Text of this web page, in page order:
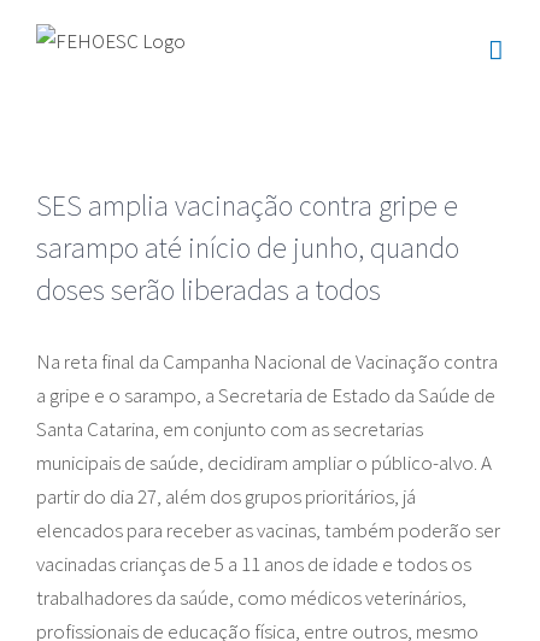
SES amplia vacinação contra gripe e
sarampo até início de junho, quando
doses serão liberadas a todos
Na reta final da Campanha Nacional de Vacinação contra
a gripe e o sarampo, a Secretaria de Estado da Saúde de
Santa Catarina, em conjunto com as secretarias
municipais de saúde, decidiram ampliar o público-alvo. A
partir do dia 27, além dos grupos prioritários, já
elencados para receber as vacinas, também poderão ser
vacinadas crianças de 5 a 11 anos de idade e todos os
trabalhadores da saúde, como médicos veterinários,
profissionais de educação física, entre outros, mesmo